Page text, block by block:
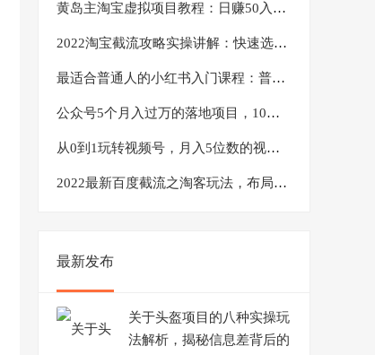
黄岛主淘宝虚拟项目教程：日赚50入门基础班（两节课附配套资料）
2022淘宝截流攻略实操讲解：快速选品+直接复制+快速起店
最适合普通人的小红书入门课程：普通人如何通过做小红书年入50万
公众号5个月入过万的落地项目，10大获客渠道，实测涨粉21万
从0到1玩转视频号，月入5位数的视频号搬运项目，定位+选品+制作+变现全流程
2022最新百度截流之淘客玩法，布局流量一单利润可达300+【视频课程】
最新发布
关于头盔项目的八种实操玩
法解析，揭秘信息差背后的